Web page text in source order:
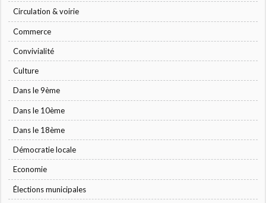
Circulation & voirie
Commerce
Convivialité
Culture
Dans le 9ème
Dans le 10ème
Dans le 18ème
Démocratie locale
Economie
Élections municipales